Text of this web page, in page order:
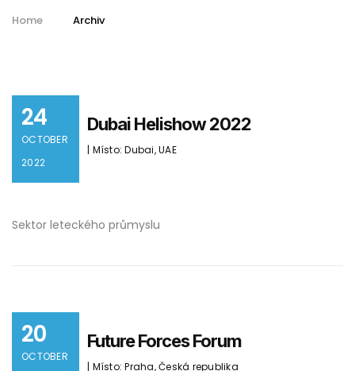
Home Archiv
24
OCTOBER
2022
Dubai Helishow 2022
| Místo: Dubai, UAE
Sektor leteckého průmyslu
20
OCTOBER
Future Forces Forum
| Místo: Praha, Česká republika